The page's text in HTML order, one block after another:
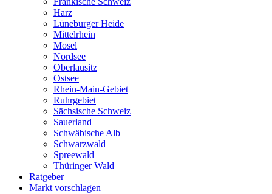
Harz
Lüneburger Heide
Mittelrhein
Mosel
Nordsee
Oberlausitz
Ostsee
Rhein-Main-Gebiet
Ruhrgebiet
Sächsische Schweiz
Sauerland
Schwäbische Alb
Schwarzwald
Spreewald
Thüringer Wald
Ratgeber
Markt vorschlagen